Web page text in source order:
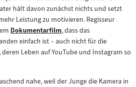
hält davon zunächst nichts und setzt
Leistung zu motivieren. Regisseur
Zum
Inhalt:
Dokumentarfilm, dass das
einfach ist – auch nicht für die
Leben auf YouTube und Instagram so
nahe, weil der Junge die Kamera in